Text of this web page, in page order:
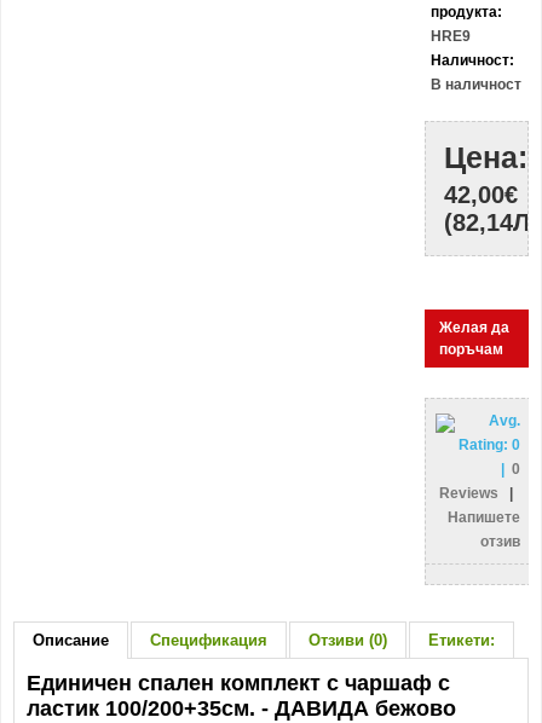
продукта:
HRE9
Наличност:
В наличност
Цена:
42,00€
Желая да
поръчам
Avg.
Rating: 0
0
Reviews
Напишете
отзив
Описание Спецификация Отзиви (0) Етикети:
Единичен спален комплект с чаршаф с
ластик 100/200+35см. - ДАВИДА бежово